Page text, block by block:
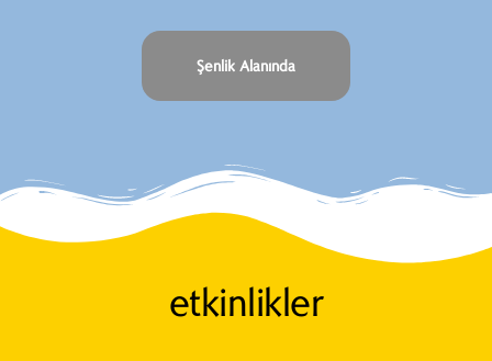
Şenlik Alanında
etkinlikler